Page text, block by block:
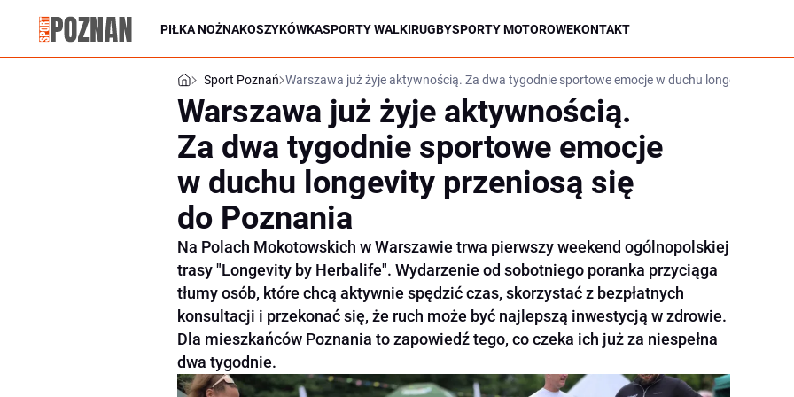
PIŁKA NOŻNAKOSZYKÓWKASPORTY WALKIRUGBYSPORTY MOTOROWEKONTAKT
Sport Poznań Warszawa już żyje aktywnością. Za dwa tygodnie sportowe emocje w duchu longevity
Warszawa już żyje aktywnością.
Za dwa tygodnie sportowe emocje
w duchu longevity przeniosą się
do Poznania
Na Polach Mokotowskich w Warszawie trwa pierwszy weekend ogólnopolskiej
trasy "Longevity by Herbalife". Wydarzenie od sobotniego poranka przyciąga
tłumy osób, które chcą aktywnie spędzić czas, skorzystać z bezpłatnych
konsultacji i przekonać się, że ruch może być najlepszą inwestycją w zdrowie.
Dla mieszkańców Poznania to zapowiedź tego, co czeka ich już za niespełna
dwa tygodnie.